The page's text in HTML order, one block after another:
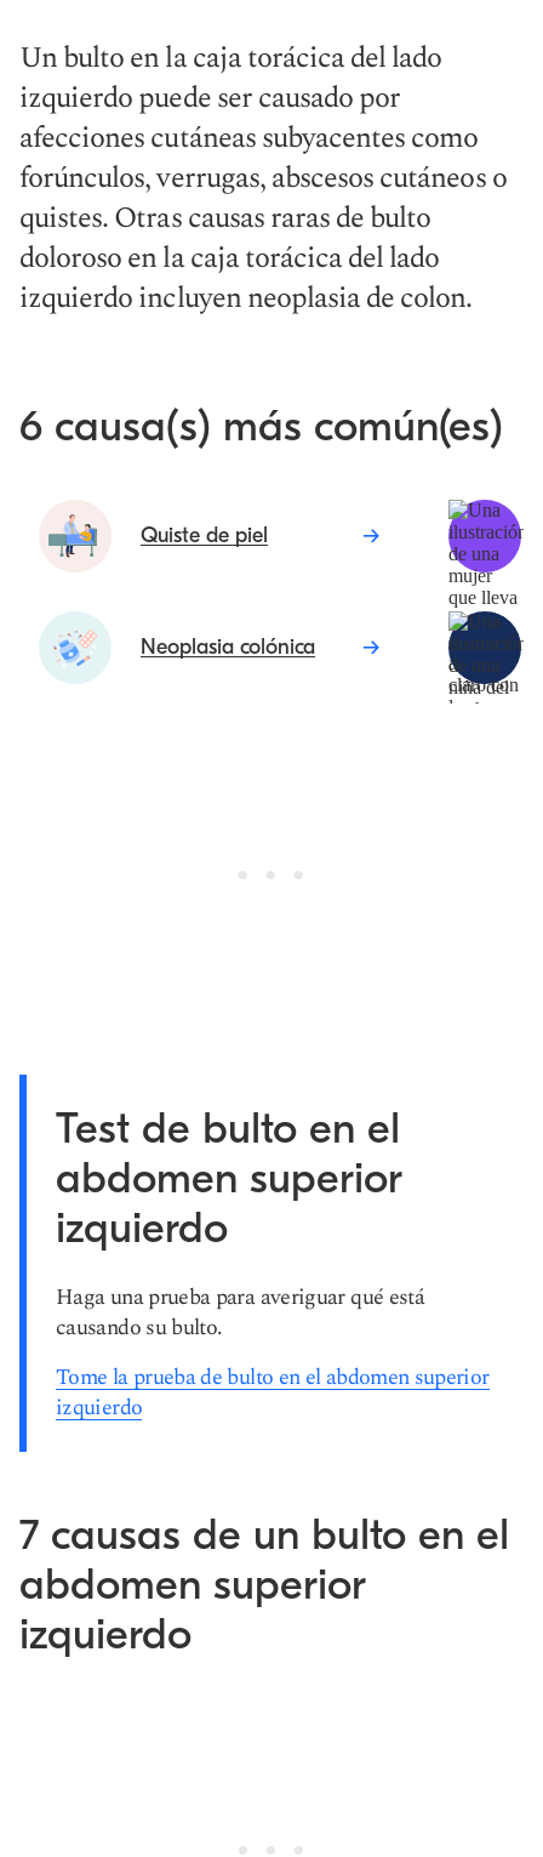
Un bulto en la caja torácica del lado
izquierdo puede ser causado por
afecciones cutáneas subyacentes como
forúnculos, verrugas, abscesos cutáneos o
quistes. Otras causas raras de bulto
doloroso en la caja torácica del lado
izquierdo incluyen neoplasia de colon.
6 causa(s) más común(es)
Quiste de piel
Neoplasia colónica
Test de bulto en el
abdomen superior
izquierdo
Haga una prueba para averiguar qué está
causando su bulto.
Tome la prueba de bulto en el abdomen superior
izquierdo
7 causas de un bulto en el
abdomen superior
izquierdo